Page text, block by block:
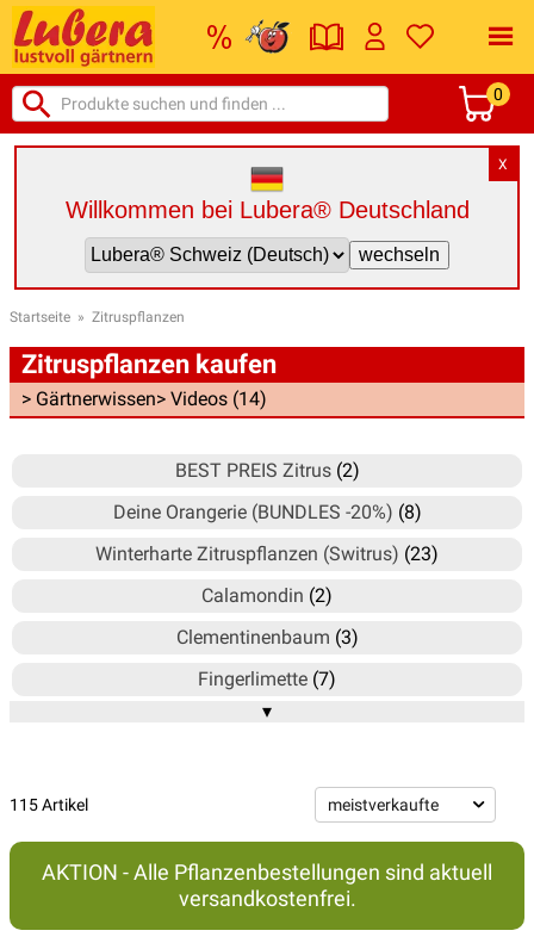
0
X
Willkommen bei Lubera® Deutschland
Startseite » Zitruspflanzen
Zitruspflanzen kaufen
> Gärtnerwissen> Videos (14)
BEST PREIS Zitrus(2)
Deine Orangerie (BUNDLES -20%) (8)
Winterharte Zitruspflanzen (Switrus) (23)
Calamondin (2)
Clementinenbaum (3)
Fingerlimette (7)
Grapefruitbaum
Limettenbaum(18)
Mandarinenbaum(11)
Orangenbaum(18)
▾
115 Artikel
AKTION - Alle Pflanzenbestellungen sind aktuell
versandkostenfrei.